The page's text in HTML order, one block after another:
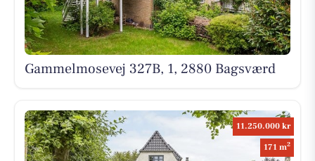
Gammelmosevej 327B, 1, 2880 Bagsværd
11.250.000 kr
171 m2